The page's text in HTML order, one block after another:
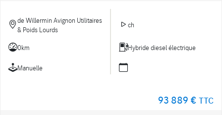
de Willermin Avignon Utilitaires
& Poids Lourds
ch
0km Hybride diesel électrique
Manuelle
93 889 € TTC